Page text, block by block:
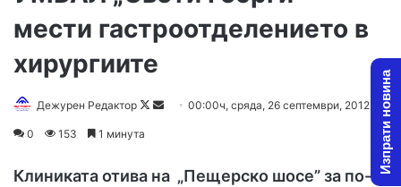
мести гастроотделението в
хирургиите
Дежурен Редактор
F
l
d
00:00ч, сряда, 26 септември, 2012
0 153 1 минута
Клиниката отива на „Пещерско шосе” за по-
Изпрати новина